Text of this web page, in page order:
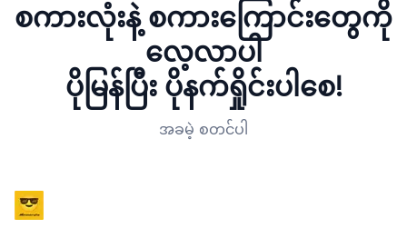
စကားလုံးနဲ့ စကားကြောင်းတွေကို
လေ့လာပါ
ပိုမြန်ပြီး ပိုနက်ရှိုင်းပါစေ!
အခမဲ့ စတင်ပါ